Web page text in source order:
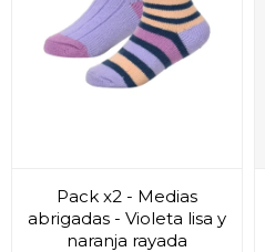
Pack x2 - Medias
abrigadas - Violeta lisa y
naranja rayada